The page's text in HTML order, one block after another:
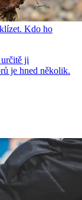
Kdo ho
ji
je hned několik.